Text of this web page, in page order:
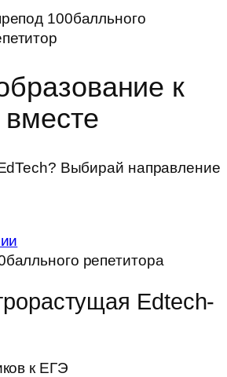
к
вместе
Выбирай направление
Edtech-
к ЕГЭ